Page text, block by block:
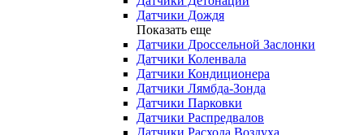
Датчики Дождя
Показать еще
Датчики Дроссельной Заслонки
Датчики Коленвала
Датчики Кондиционера
Датчики Лямбда-Зонда
Датчики Парковки
Датчики Распредвалов
Датчики Расхода Воздуха